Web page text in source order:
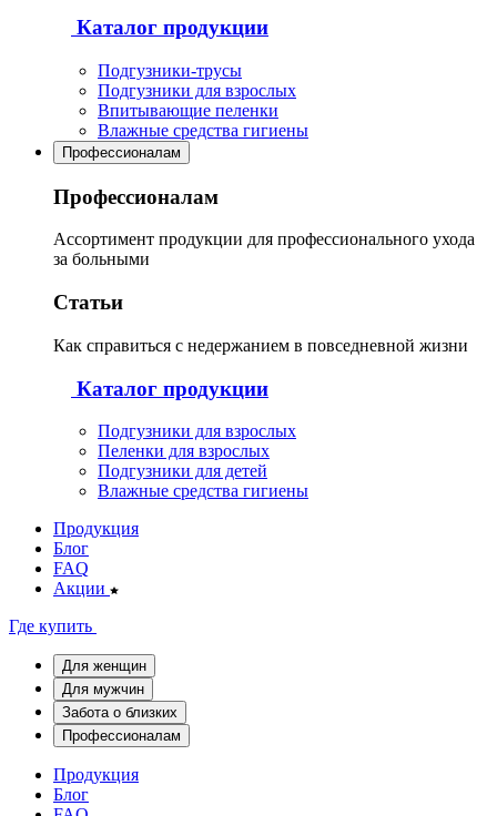
Каталог продукции
Подгузники-трусы
Подгузники для взрослых
Впитывающие пеленки
Влажные средства гигиены
Профессионалам
Профессионалам
Ассортимент продукции для профессионального ухода
за больными
Статьи
Как справиться с недержанием в повседневной жизни
Каталог продукции
Подгузники для взрослых
Пеленки для взрослых
Подгузники для детей
Влажные средства гигиены
Продукция
Блог
FAQ
Акции
Где купить
Для женщин
Для мужчин
Забота о близких
Профессионалам
Продукция
Блог